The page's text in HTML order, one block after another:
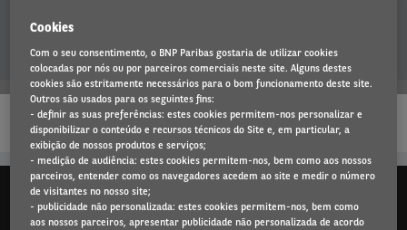
…
LEIA MAIS
Arval.com
Parceiros
Sobre A Arval
Condutores
Cookies
Com o seu consentimento, o BNP Paribas gostaria de utilizar cookies
colocadas por nós ou por parceiros comerciais neste site. Alguns destes
cookies são estritamente necessários para o bom funcionamento deste site.
Outros são usados para os seguintes fins:
- definir as suas preferências: estes cookies permitem-nos personalizar e
disponibilizar o conteúdo e recursos técnicos do Site e, em particular, a
exibição de nossos produtos e serviços;
- medição de audiência: estes cookies permitem-nos, bem como aos nossos
parceiros, entender como os navegadores acedem ao site e medir o número
de visitantes no nosso site;
- publicidade não personalizada: estes cookies permitem-nos, bem como
aos nossos parceiros, apresentar publicidade não personalizada de acordo